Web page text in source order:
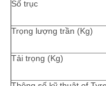
Số trục
Trọng lượng trần (Kg)
Tải trọng (Kg)